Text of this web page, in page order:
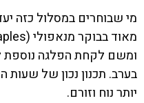
מי שבוחרים במסלול כזה
בערב. תכנון נכון של שעות
יותר נוח וזורם.